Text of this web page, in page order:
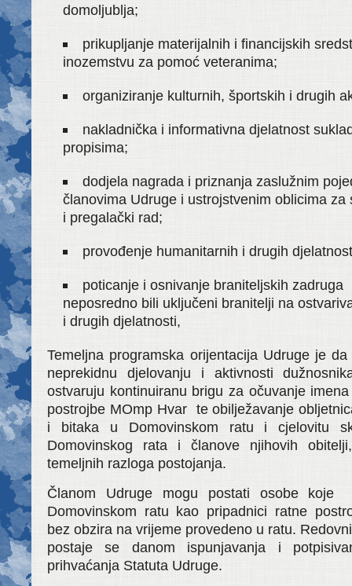
domoljublja;
prikupljanje materijalnih i financijskih
inozemstvu za pomoć veteranima;
organiziranje kulturnih, športskih i drugih
nakladnička i informativna djelatnost
propisima;
dodjela nagrada i priznanja zaslužnim
članovima Udruge i ustrojstvenim oblicima za
i pregalački rad;
provođenje humanitarnih i drugih
poticanje i osnivanje braniteljskih zadruga
neposredno bili uključeni branitelji na
i drugih djelatnosti,
Temeljna programska orijentacija Udruge je
neprekidnu djelovanju i aktivnosti
ostvaruju kontinuiranu brigu za očuvanje
postrojbe MOmp Hvar te obilježavanje
i bitaka u Domovinskom ratu i cjelovitu
Domovinskog rata i članove njihovih
temeljnih razloga postojanja.
Članom Udruge mogu postati osobe koje
Domovinskom ratu kao pripadnici ratne
bez obzira na vrijeme provedeno u ratu.
postaje se danom ispunjavanja i
prihvaćanja Statuta Udruge.